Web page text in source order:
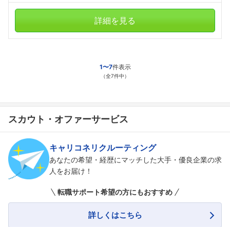
詳細を見る
1〜7件表示
（全7件中）
スカウト・オファーサービス
キャリコネリクルーティング
あなたの希望・経歴にマッチした大手・優良企業の求
人をお届け！
転職サポート希望の方にもおすすめ
詳しくはこちら